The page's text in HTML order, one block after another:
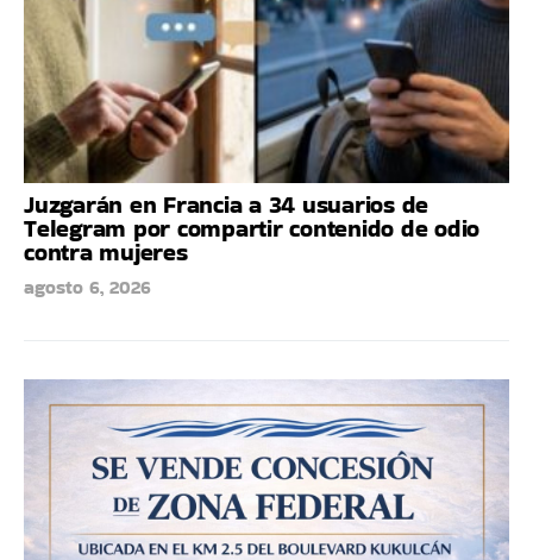
Juzgarán en Francia a 34 usuarios de
Telegram por compartir contenido de odio
contra mujeres
agosto 6, 2026